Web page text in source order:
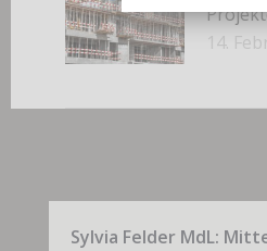
14.
Sylvia Felder MdL: